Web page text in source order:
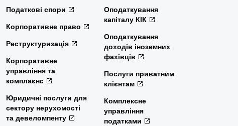
Податкові спори
Корпоративне право
Реструктуризація
Корпоративне
управління та
комплаєнс
Юридичні послуги для
сектору нерухомості
та девеломпенту
Оподаткування
капіталу КІК
Оподаткування
доходів іноземних
фахівців
Послуги приватним
клієнтам
Комплексне
управління
податками